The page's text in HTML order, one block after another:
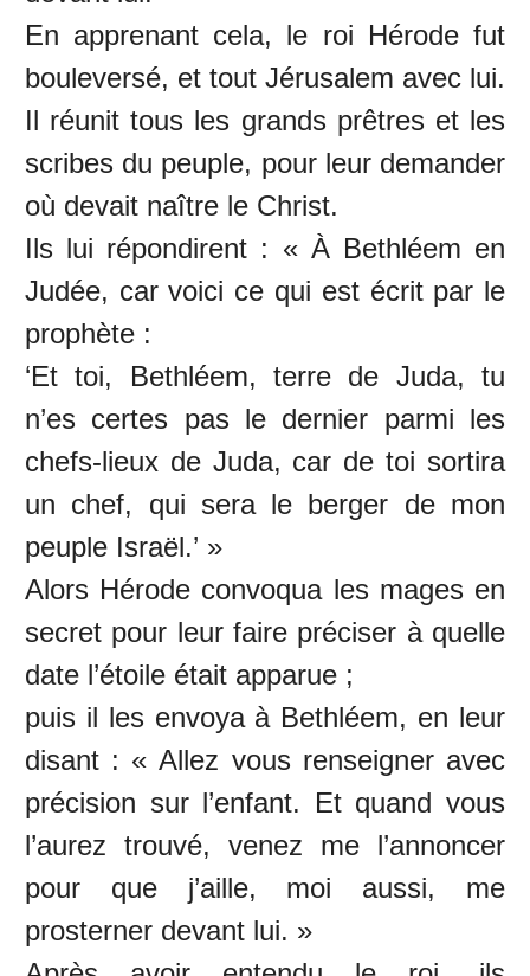
En apprenant cela, le roi Hérode fut
bouleversé, et tout Jérusalem avec lui.
Il réunit tous les grands prêtres et les
scribes du peuple, pour leur demander
où devait naître le Christ.
Ils lui répondirent : « À Bethléem en
Judée, car voici ce qui est écrit par le
prophète :
‘Et toi, Bethléem, terre de Juda, tu
n’es certes pas le dernier parmi les
chefs-lieux de Juda, car de toi sortira
un chef, qui sera le berger de mon
peuple Israël.’ »
Alors Hérode convoqua les mages en
secret pour leur faire préciser à quelle
date l’étoile était apparue ;
puis il les envoya à Bethléem, en leur
disant : « Allez vous renseigner avec
précision sur l’enfant. Et quand vous
l’aurez trouvé, venez me l’annoncer
pour que j’aille, moi aussi, me
prosterner devant lui. »